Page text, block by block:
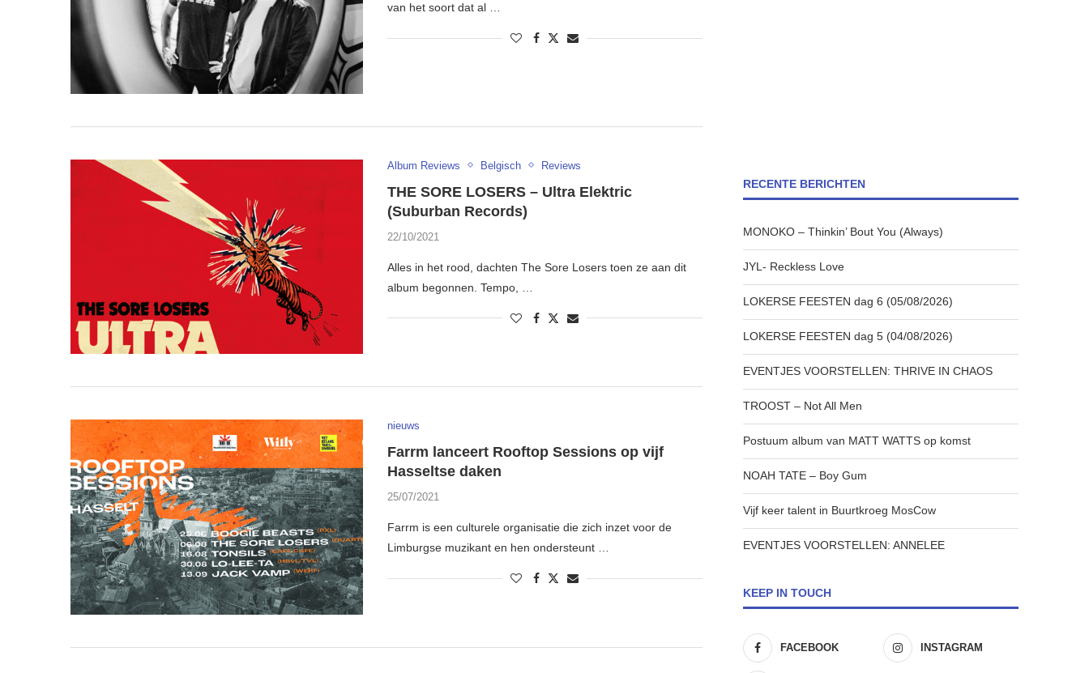
van het soort dat al …
Album Reviews Belgisch Reviews
THE SORE LOSERS – Ultra Elektric
(Suburban Records)
22/10/2021
Alles in het rood, dachten The Sore Losers toen ze aan dit
album begonnen. Tempo, …
nieuws
Farrm lanceert Rooftop Sessions op vijf
Hasseltse daken
25/07/2021
Farrm is een culturele organisatie die zich inzet voor de
Limburgse muzikant en hen ondersteunt …
RECENTE BERICHTEN
MONOKO – Thinkin’ Bout You (Always)
JYL- Reckless Love
LOKERSE FEESTEN dag 6 (05/08/2026)
LOKERSE FEESTEN dag 5 (04/08/2026)
EVENTJES VOORSTELLEN: THRIVE IN CHAOS
TROOST – Not All Men
Postuum album van MATT WATTS op komst
NOAH TATE – Boy Gum
Vijf keer talent in Buurtkroeg MosCow
EVENTJES VOORSTELLEN: ANNELEE
KEEP IN TOUCH
FACEBOOK INSTAGRAM